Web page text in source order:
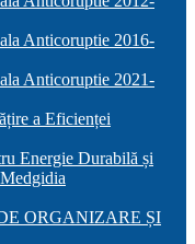
Anticoruptie 2016-
Anticoruptie 2021-
a Eficienței
Energie Durabilă și
ORGANIZARE ȘI